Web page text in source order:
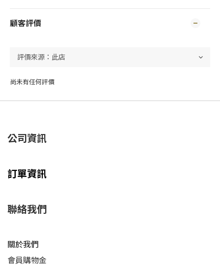
顧客評價
尚未有任何評價
公司資訊
訂單資訊
聯絡我們
關於我們
會員購物金